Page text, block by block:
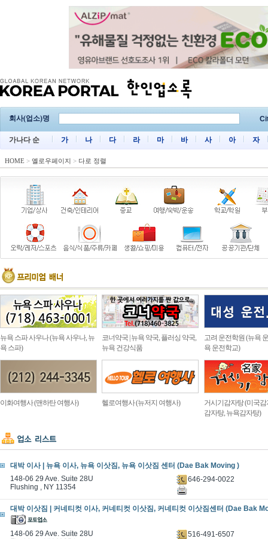
회사(업소)명
가나다 순 가 나 다 라 마 바 사 아 자
HOME > 옐로우페이지 > 다로 정렬
뉴욕 스파 사우나 (뉴욕 사우나, 뉴
욕 스파)
코너약국 | 뉴욕 약국, 플러싱 약국,
뉴욕 건강식품
고려 운전학원 (뉴욕
욕 운전학교)
이화여행사 (맨하탄 여행사) 헬로여행사 (뉴저지 여행사)
거시기감자탕 (미국감
감자탕, 뉴욕감자탕)
대박 이사 | 뉴욕 이사, 뉴욕 이삿짐, 뉴욕 이삿짐 센터 (Dae Bak Moving )
148-06 29 Ave. Suite 28U
Flushing , NY 11354
646-294-0022
대박 이삿짐 | 커네티컷 이사, 커네티컷 이삿짐, 커네티컷 이삿짐센터 (Dae Bak
148-06 29 Ave. Suite 28U
516-491-6507